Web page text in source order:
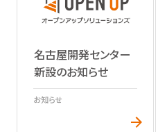
名古屋開発センター
新設のお知らせ
お知らせ